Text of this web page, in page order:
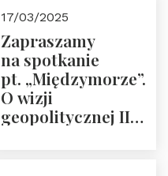
“Rosja-Niemcy…”
17/03/2025
Zapraszamy
na spotkanie
pt. „Międzymorze”.
O wizji
geopolitycznej II